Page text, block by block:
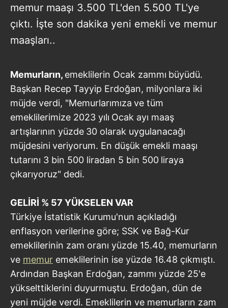
memur maaşı 3.500 TL'den 5.500 TL'ye
çıktı. İşte son dakika yeni emekli ve memur
maaşları..
Memurların, emeklilerin Ocak zammı büyüdü.
Başkan Recep Tayyip Erdoğan, milyonlara iki
müjde verdi, "Memurlarımıza ve tüm
emeklilerimize 2023 yılı Ocak ayı maaş
artışlarının yüzde 30 olarak uygulanacağı
müjdesini veriyorum. En düşük emekli maaşı
tutarını 3 bin 500 liradan 5 bin 500 liraya
çıkarıyoruz" dedi.
GELİRİ % 57 YÜKSELEN VAR
Türkiye İstatistik Kurumu'nun açıkladığı
enflasyon verilerine göre; SSK ve Bağ-Kur
emeklilerinin zam oranı yüzde 15.40, memurların
ve memur emeklilerinin ise yüzde 16.48 çıkmıştı.
Ardından Başkan Erdoğan, zammı yüzde 25'e
yükselttiklerini duyurmuştu. Erdoğan, dün de
yeni müjde verdi. Emeklilerin ve memurların zam